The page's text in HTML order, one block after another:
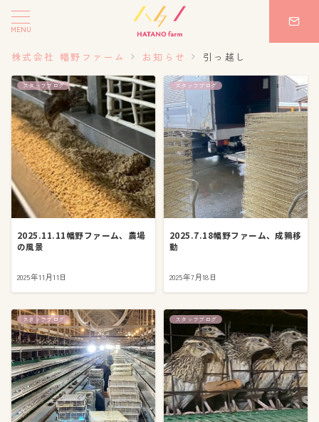
MENU
株式会社 幡野ファーム お知らせ 引っ越し
スタッフブログ
2025.11.11幡野ファーム、農場
の風景
2025年11月11日
スタッフブログ
2025.7.18幡野ファーム、成鶉移
動
2025年7月18日
スタッフブログ スタッフブログ